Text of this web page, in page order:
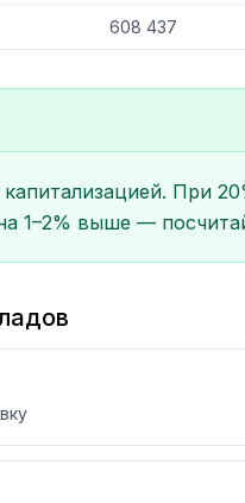
608 437
При
1–2% выше —